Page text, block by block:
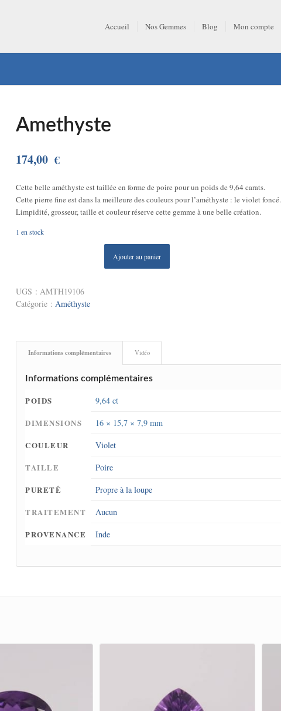
Accueil Nos Gemmes Blog Mon compte
Amethyste
174,00 €
Cette belle améthyste est taillée en forme de poire pour un poids de 9,64 carats.
Cette pierre fine est dans la meilleure des couleurs pour l’améthyste : le violet foncé.
Limpidité, grosseur, taille et couleur réserve cette gemme à une belle création.
1 en stock
Ajouter au panier
UGS : AMTH19106
Catégorie : Améthyste
Informations complémentaires Vidéo
Informations complémentaires
POIDS
9,64 ct
DIMENSIONS
16 × 15,7 × 7,9 mm
COULEUR
Violet
TAILLE
Poire
PURETÉ
Propre à la loupe
TRAITEMENT
Aucun
PROVENANCE
Inde